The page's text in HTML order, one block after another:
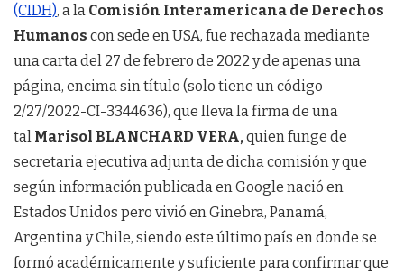
(CIDH), a la Comisión Interamericana de Derechos
Humanos con sede en USA, fue rechazada mediante
una carta del 27 de febrero de 2022 y de apenas una
página, encima sin título (solo tiene un código
2/27/2022-CI-3344636), que lleva la firma de una
tal Marisol BLANCHARD VERA, quien funge de
secretaria ejecutiva adjunta de dicha comisión y que
según información publicada en Google nació en
Estados Unidos pero vivió en Ginebra, Panamá,
Argentina y Chile, siendo este último país en donde se
formó académicamente y suficiente para confirmar que